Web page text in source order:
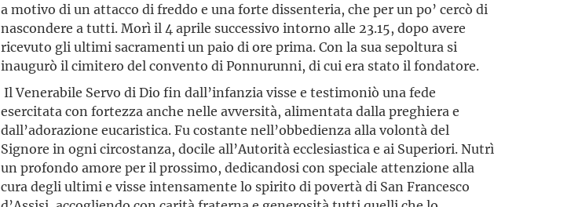
a motivo di un attacco di freddo e una forte dissenteria, che per un po’ cercò di
nascondere a tutti. Morì il 4 aprile successivo intorno alle 23.15, dopo avere
ricevuto gli ultimi sacramenti un paio di ore prima. Con la sua sepoltura si
inaugurò il cimitero del convento di Ponnurunni, di cui era stato il fondatore.
Il Venerabile Servo di Dio fin dall’infanzia visse e testimoniò una fede
esercitata con fortezza anche nelle avversità, alimentata dalla preghiera e
dall’adorazione eucaristica. Fu costante nell’obbedienza alla volontà del
Signore in ogni circostanza, docile all’Autorità ecclesiastica e ai Superiori. Nutrì
un profondo amore per il prossimo, dedicandosi con speciale attenzione alla
cura degli ultimi e visse intensamente lo spirito di povertà di San Francesco